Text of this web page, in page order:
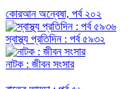
কোরআন অন্বেষা, পর্ব ২০২
স্বাস্থ্য প্রতিদিন : পর্ব ৫৯৩২
নাটক : জীবন সংসার